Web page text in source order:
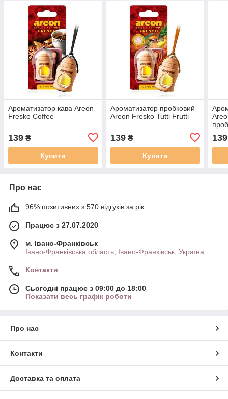
Ароматизатор кава Areon
Fresko Coffee
139 ₴
Купити
Ароматизатор пробковий
Areon Fresko Tutti Frutti
139₴
Купити
139
Про нас
96% позитивних з 570 відгуків за рік
Працює з 27.07.2020
м. Івано-Франківськ
Івано-Франківська область, Івано-Франківськ, Україна
Контакти
Сьогодні працює з 09:00 до 18:00
Показати весь графік роботи
Про нас
Контакти
Доставка та оплата